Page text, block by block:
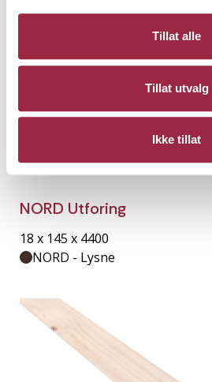
Tillat alle
Tillat utvalg
Ikke tillat
NORD Utforing
18 x 145 x 4400
NORD - Lysne